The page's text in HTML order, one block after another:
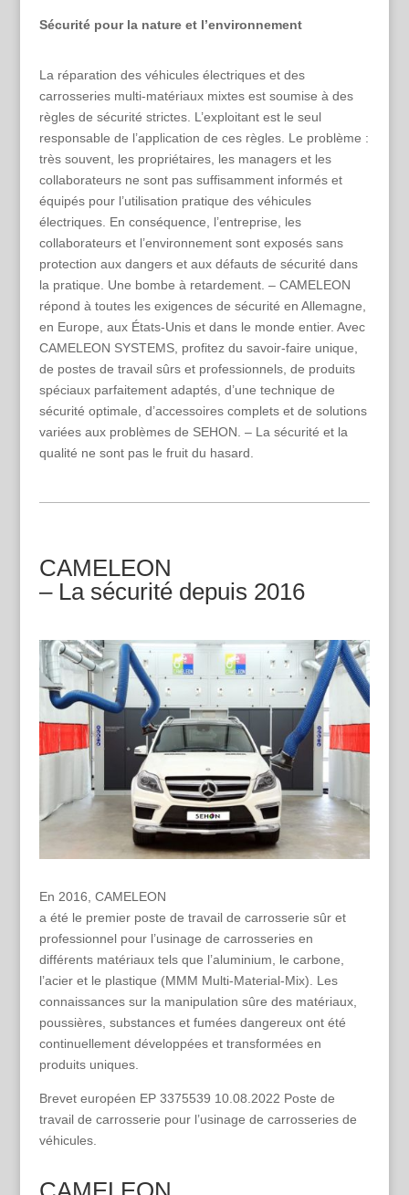
Sécurité pour la nature et l’environnement
La réparation des véhicules électriques et des
carrosseries multi-matériaux mixtes est soumise à des
règles de sécurité strictes. L’exploitant est le seul
responsable de l’application de ces règles. Le problème :
très souvent, les propriétaires, les managers et les
collaborateurs ne sont pas suffisamment informés et
équipés pour l’utilisation pratique des véhicules
électriques. En conséquence, l’entreprise, les
collaborateurs et l’environnement sont exposés sans
protection aux dangers et aux défauts de sécurité dans
la pratique. Une bombe à retardement. – CAMELEON
répond à toutes les exigences de sécurité en Allemagne,
en Europe, aux États-Unis et dans le monde entier. Avec
CAMELEON SYSTEMS, profitez du savoir-faire unique,
de postes de travail sûrs et professionnels, de produits
spéciaux parfaitement adaptés, d’une technique de
sécurité optimale, d’accessoires complets et de solutions
variées aux problèmes de SEHON. – La sécurité et la
qualité ne sont pas le fruit du hasard.
CAMELEON
– La sécurité depuis 2016
En 2016, CAMELEON
a été le premier poste de travail de carrosserie sûr et
professionnel pour l’usinage de carrosseries en
différents matériaux tels que l’aluminium, le carbone,
l’acier et le plastique (MMM Multi-Material-Mix). Les
connaissances sur la manipulation sûre des matériaux,
poussières, substances et fumées dangereux ont été
continuellement développées et transformées en
produits uniques.
Brevet européen EP 3375539 10.08.2022 Poste de
travail de carrosserie pour l’usinage de carrosseries de
véhicules.